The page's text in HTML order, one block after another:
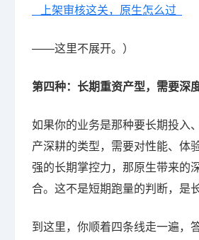
上架审核这关，原生怎么过
——这里不展开。）
第四种：长期重资产型，需要深
如果你的业务是那种要长期投入
产深耕的类型，需要对性能、体
强的长期掌控力，那原生带来的
合。这不是短期跑量的判断，是
到这里，你顺着四条线走一遍，